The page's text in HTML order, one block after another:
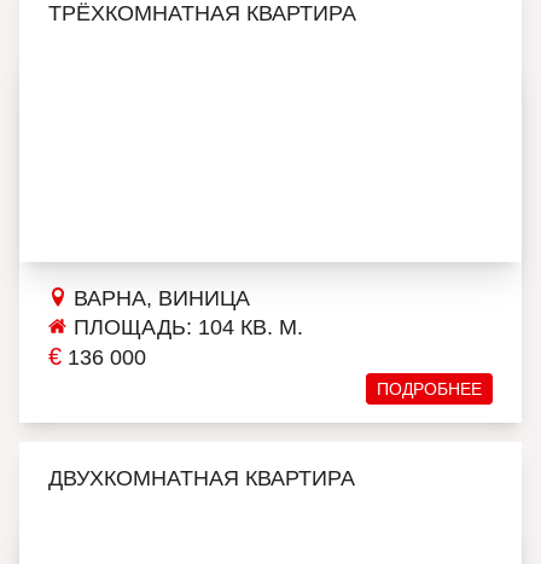
ТРЁХКОМНАТНАЯ КВАРТИРА
ВАРНА, ВИНИЦА
ПЛОЩАДЬ: 104 КВ. М.
€ 136 000
ПОДРОБНЕЕ
ДВУХКОМНАТНАЯ КВАРТИРА